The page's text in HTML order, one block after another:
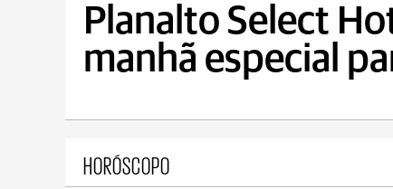
Planalto Select
manhã especial
HORÓSCOPO